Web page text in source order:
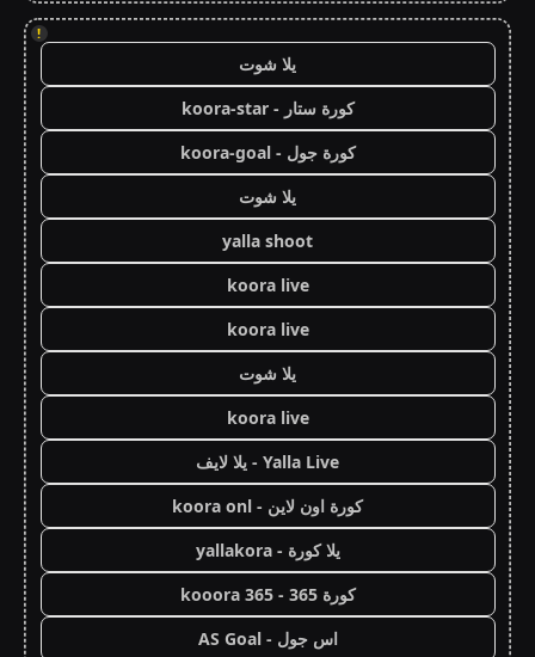
!
يلا شوت
كورة ستار - koora-star
كورة جول - koora-goal
يلا شوت
yalla shoot
koora live
koora live
يلا شوت
koora live
Yalla Live - يلا لايف
كورة اون لاين - koora onl
يلا كورة - yallakora
كورة 365 - kooora 365
اس جول - AS Goal